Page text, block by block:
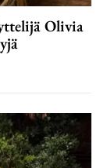
Olivia